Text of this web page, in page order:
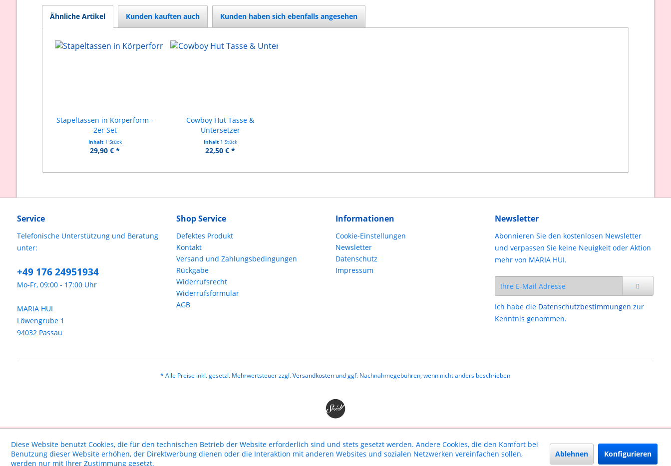
Ähnliche Artikel Kunden kauften auch Kunden haben sich ebenfalls angesehen
Stapeltassen in Körperform -
2er Set
Inhalt 1 Stück
29,90 € *
Cowboy Hut Tasse &
Untersetzer
Inhalt 1 Stück
22,50 € *
Service
Telefonische Unterstützung und Beratung
unter:
+49 176 24951934
Mo-Fr, 09:00 - 17:00 Uhr
MARIA HUI
Löwengrube 1
94032 Passau
Shop Service
Defektes Produkt
Kontakt
Versand und Zahlungsbedingungen
Rückgabe
Widerrufsrecht
Widerrufsformular
AGB
Informationen
Cookie-Einstellungen
Newsletter
Datenschutz
Impressum
Newsletter
Abonnieren Sie den kostenlosen Newsletter
und verpassen Sie keine Neuigkeit oder Aktion
mehr von MARIA HUI.
Ich habe die Datenschutzbestimmungen zur
Kenntnis genommen.
* Alle Preise inkl. gesetzl. Mehrwertsteuer zzgl.Versandkosten und ggf. Nachnahmegebühren, wenn nicht anders beschrieben
Diese Website benutzt Cookies, die für den technischen Betrieb der Website erforderlich sind und stets gesetzt werden. Andere Cookies, die den Komfort bei
Benutzung dieser Website erhöhen, der Direktwerbung dienen oder die Interaktion mit anderen Websites und sozialen Netzwerken vereinfachen sollen,
werden nur mit Ihrer Zustimmung gesetzt.
Ablehnen Konfigurieren